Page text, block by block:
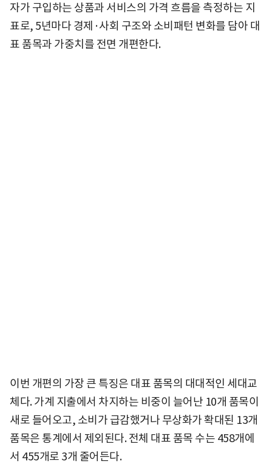
자가 구입하는 상품과 서비스의 가격 흐름을 측정하는 지
표로, 5년마다 경제·사회 구조와 소비패턴 변화를 담아 대
표 품목과 가중치를 전면 개편한다.
이번 개편의 가장 큰 특징은 대표 품목의 대대적인 세대교
체다. 가계 지출에서 차지하는 비중이 늘어난 10개 품목이
새로 들어오고, 소비가 급감했거나 무상화가 확대된 13개
품목은 통계에서 제외된다. 전체 대표 품목 수는 458개에
서 455개로 3개 줄어든다.